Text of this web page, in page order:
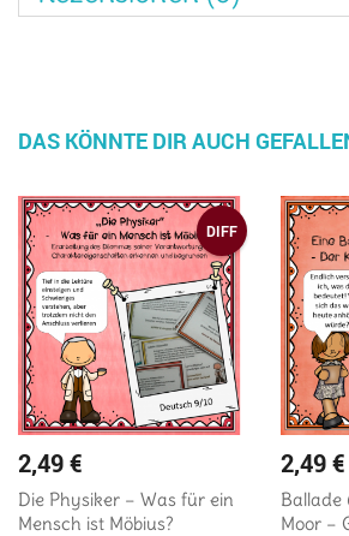
DAS KÖNNTE DIR AUCH
DIFF
2,49€
Die Physiker – Was für ein
Mensch ist Möbius?
2,49€
Ballade
Moor –